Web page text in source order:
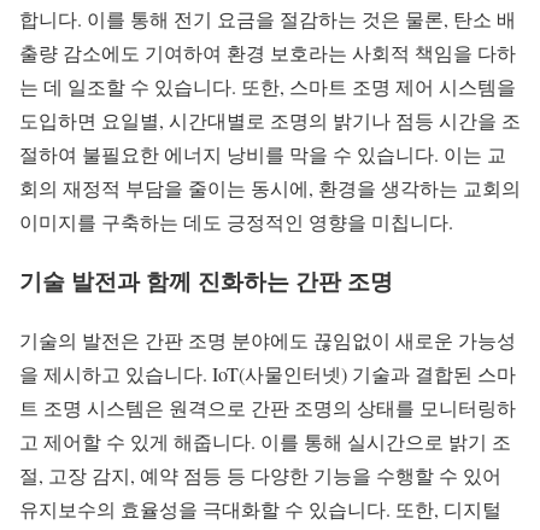
합니다. 이를 통해 전기 요금을 절감하는 것은 물론, 탄소 배
출량 감소에도 기여하여 환경 보호라는 사회적 책임을 다하
는 데 일조할 수 있습니다. 또한, 스마트 조명 제어 시스템을
도입하면 요일별, 시간대별로 조명의 밝기나 점등 시간을 조
절하여 불필요한 에너지 낭비를 막을 수 있습니다. 이는 교
회의 재정적 부담을 줄이는 동시에, 환경을 생각하는 교회의
이미지를 구축하는 데도 긍정적인 영향을 미칩니다.
기술 발전과 함께 진화하는 간판 조명
기술의 발전은 간판 조명 분야에도 끊임없이 새로운 가능성
을 제시하고 있습니다. IoT(사물인터넷) 기술과 결합된 스마
트 조명 시스템은 원격으로 간판 조명의 상태를 모니터링하
고 제어할 수 있게 해줍니다. 이를 통해 실시간으로 밝기 조
절, 고장 감지, 예약 점등 등 다양한 기능을 수행할 수 있어
유지보수의 효율성을 극대화할 수 있습니다. 또한, 디지털